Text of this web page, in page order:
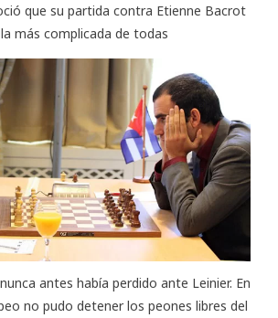
que su partida contra Etienne Bacrot
más complicada de todas
antes había perdido ante Leinier. En
no pudo detener los peones libres del